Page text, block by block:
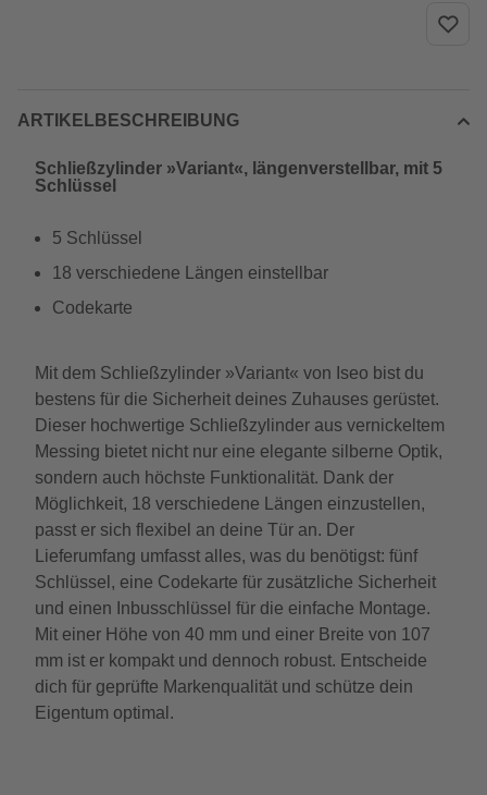
ARTIKELBESCHREIBUNG
Schließzylinder »Variant«, längenverstellbar, mit 5
Schlüssel
5 Schlüssel
18 verschiedene Längen einstellbar
Codekarte
Mit dem Schließzylinder »Variant« von Iseo bist du
bestens für die Sicherheit deines Zuhauses gerüstet.
Dieser hochwertige Schließzylinder aus vernickeltem
Messing bietet nicht nur eine elegante silberne Optik,
sondern auch höchste Funktionalität. Dank der
Möglichkeit, 18 verschiedene Längen einzustellen,
passt er sich flexibel an deine Tür an. Der
Lieferumfang umfasst alles, was du benötigst: fünf
Schlüssel, eine Codekarte für zusätzliche Sicherheit
und einen Inbusschlüssel für die einfache Montage.
Mit einer Höhe von 40 mm und einer Breite von 107
mm ist er kompakt und dennoch robust. Entscheide
dich für geprüfte Markenqualität und schütze dein
Eigentum optimal.